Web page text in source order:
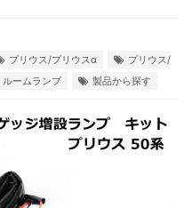
プリウス/プリウスα
プリウス/
ルームランプ 製品から探す